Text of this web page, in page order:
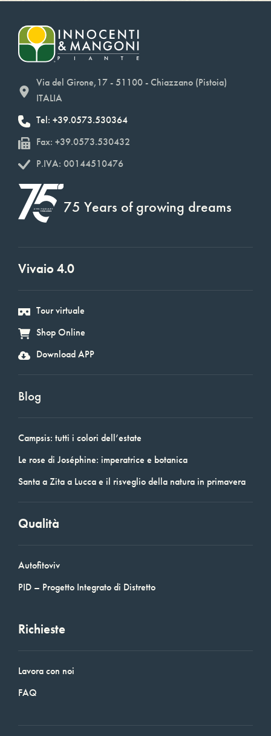
Via del Girone,17 - 51100 - Chiazzano (Pistoia)
ITALIA
Tel: +39.0573.530364
Fax: +39.0573.530432
P.IVA: 00144510476
75 Years of growing dreams
Vivaio 4.0
Tour virtuale
Shop Online
Download APP
Blog
Campsis: tutti i colori dell’estate
Le rose di Joséphine: imperatrice e botanica
Santa a Zita a Lucca e il risveglio della natura in primavera
Qualità
Autofitoviv
PID – Progetto Integrato di Distretto
Richieste
Lavora con noi
FAQ